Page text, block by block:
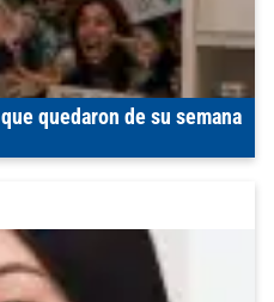
quedaron de su semana